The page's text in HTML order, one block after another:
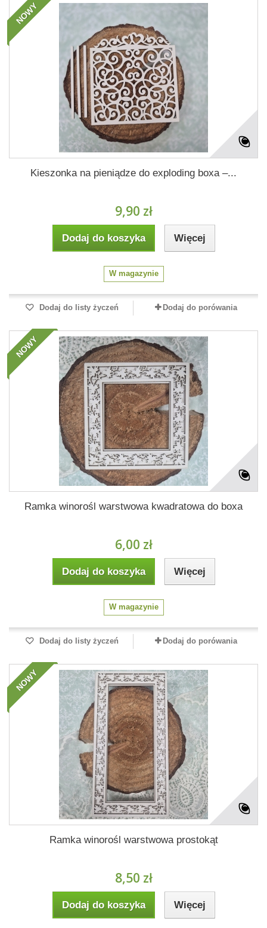
NOWY
Kieszonka na pieniądze do exploding boxa –...
9,90 zł
Dodaj do koszyka Więcej
W magazynie
Dodaj do listy życzeń Dodaj do porówania
NOWY
Ramka winorośl warstwowa kwadratowa do boxa
6,00 zł
Dodaj do koszyka Więcej
W magazynie
Dodaj do listy życzeń Dodaj do porówania
NOWY
Ramka winorośl warstwowa prostokąt
8,50 zł
Dodaj do koszyka Więcej